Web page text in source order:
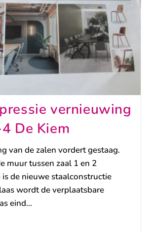
vernieuwing
De Kiem
van de zalen vordert gestaag.
muur tussen zaal 1 en 2
de nieuwe staalconstructie
wordt de verplaatsbare
eind…